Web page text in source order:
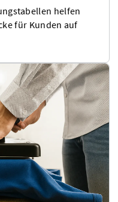
helfen
für Kunden auf